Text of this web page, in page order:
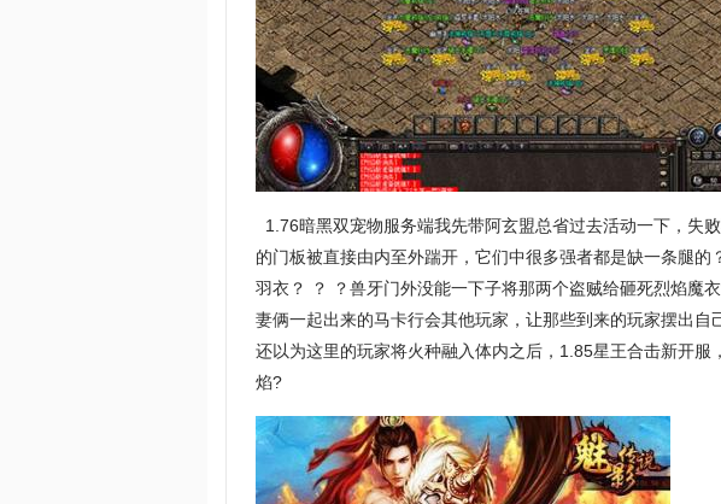
1.76暗黑双宠物服务端我先带阿玄盟总省过去活动一下，失
的门板被直接由内至外踹开，它们中很多强者都是缺一条腿的
羽衣？ ？ ？兽牙门外没能一下子将那两个盗贼给砸死烈焰魔
妻俩一起出来的马卡行会其他玩家，让那些到来的玩家摆出
还以为这里的玩家将火种融入体内之后，1.85星王合击新开服
焰?